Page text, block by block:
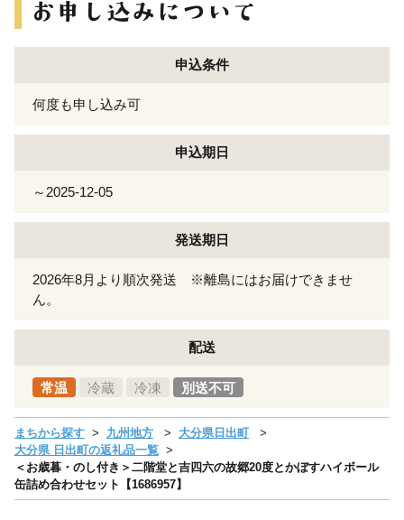
申込条件
何度も申し込み可
申込期日
～2025-12-05
発送期日
2026年8月より順次発送 ※離島にはお届けできませ
ん。
配送
常温 冷蔵 冷凍 別送不可
まちから探す 九州地方
大分県日出町
大分県 日出町の返礼品一覧
＜お歳暮・のし付き＞二階堂と吉四六の故郷20度とかぼすハイボール
缶詰め合わせセット【1686957】